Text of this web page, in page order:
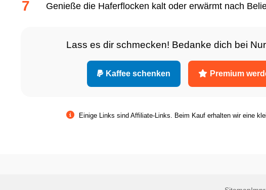
Genieße die Haferflocken kalt oder erwärmt nach
Lass es dir schmecken! Bedanke dich bei
Kaffee schenken Premium
Einige Links sind Affiliate-Links. Beim Kauf erhalten wir eine